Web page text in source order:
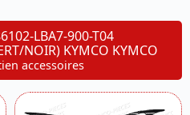
LBA7-900-T04
NOIR) KYMCO KYMCO
accessoires